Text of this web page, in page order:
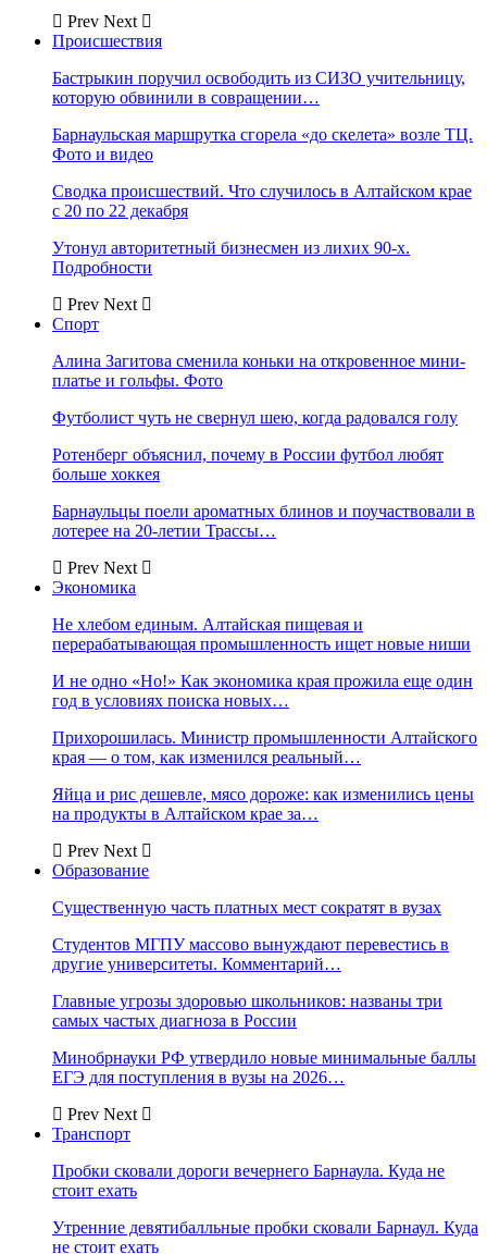
Prev Next
Происшествия
Бастрыкин поручил освободить из СИЗО учительницу,
которую обвинили в совращении…
Барнаульская маршрутка сгорела «до скелета» возле ТЦ.
Фото и видео
Сводка происшествий. Что случилось в Алтайском крае
с 20 по 22 декабря
Утонул авторитетный бизнесмен из лихих 90-х.
Подробности
Prev Next
Спорт
Алина Загитова сменила коньки на откровенное мини-
платье и гольфы. Фото
Футболист чуть не свернул шею, когда радовался голу
Ротенберг объяснил, почему в России футбол любят
больше хоккея
Барнаульцы поели ароматных блинов и поучаствовали в
лотерее на 20-летии Трассы…
Prev Next
Экономика
Не хлебом единым. Алтайская пищевая и
перерабатывающая промышленность ищет новые ниши
И не одно «Но!» Как экономика края прожила еще один
год в условиях поиска новых…
Прихорошилась. Министр промышленности Алтайского
края — о том, как изменился реальный…
Яйца и рис дешевле, мясо дороже: как изменились цены
на продукты в Алтайском крае за…
Prev Next
Образование
Существенную часть платных мест сократят в вузах
Студентов МГПУ массово вынуждают перевестись в
другие университеты. Комментарий…
Главные угрозы здоровью школьников: названы три
самых частых диагноза в России
Минобрнауки РФ утвердило новые минимальные баллы
ЕГЭ для поступления в вузы на 2026…
Prev Next
Транспорт
Пробки сковали дороги вечернего Барнаула. Куда не
стоит ехать
Утренние девятибалльные пробки сковали Барнаул. Куда
не стоит ехать